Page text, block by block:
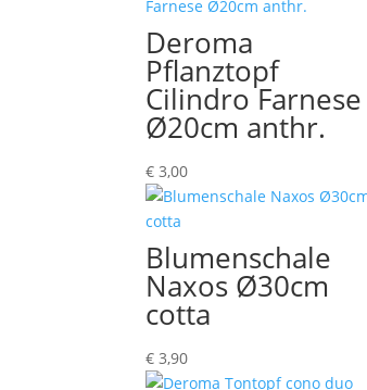
Deroma
Pflanztopf
Cilindro Farnese
Ø20cm anthr.
€ 3,00
Blumenschale
Naxos Ø30cm
cotta
€ 3,90